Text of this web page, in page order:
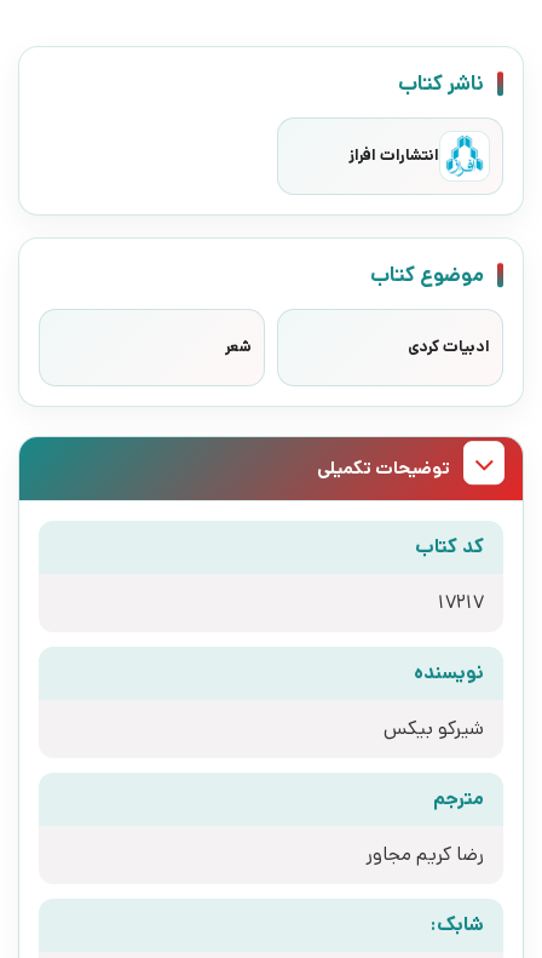
ناشر کتاب
انتشارات افراز
موضوع کتاب
ادبیات کردی شعر
توضیحات تکمیلی
کد کتاب
17217
نویسنده
شیرکو بیکس
مترجم
رضا کریم مجاور
شابک: